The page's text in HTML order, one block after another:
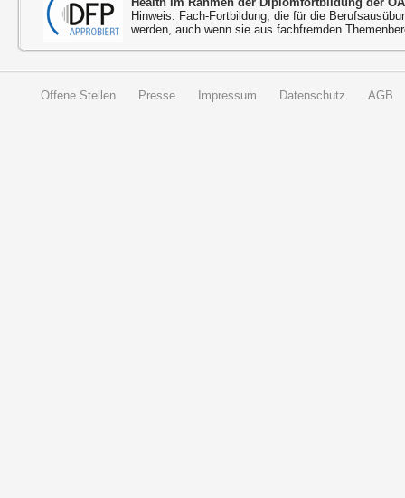
Hinweis: Fach-Fortbildung, die für die
werden, auch wenn sie aus fachfremden
Offene Stellen Presse Impressum Datenschutz AGB